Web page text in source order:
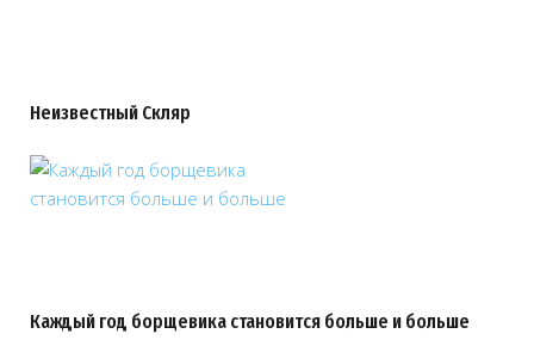
Неизвестный Скляр
Каждый год борщевика становится больше и больше